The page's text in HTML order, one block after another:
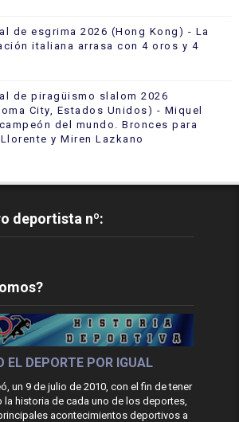
de esgrima 2026 (Hong Kong) - La
italiana arrasa con 4 oros y 4
de piragüismo slalom 2026
City, Estados Unidos) - Miquel
del mundo. Bronces para
y Miren Lazkano
deportista nº:
EL DEPORTE POR IGUAL
un 9 de julio de 2010, con el fin de tener
la historia de cada uno de los deportes,
acontecimientos deportivos a